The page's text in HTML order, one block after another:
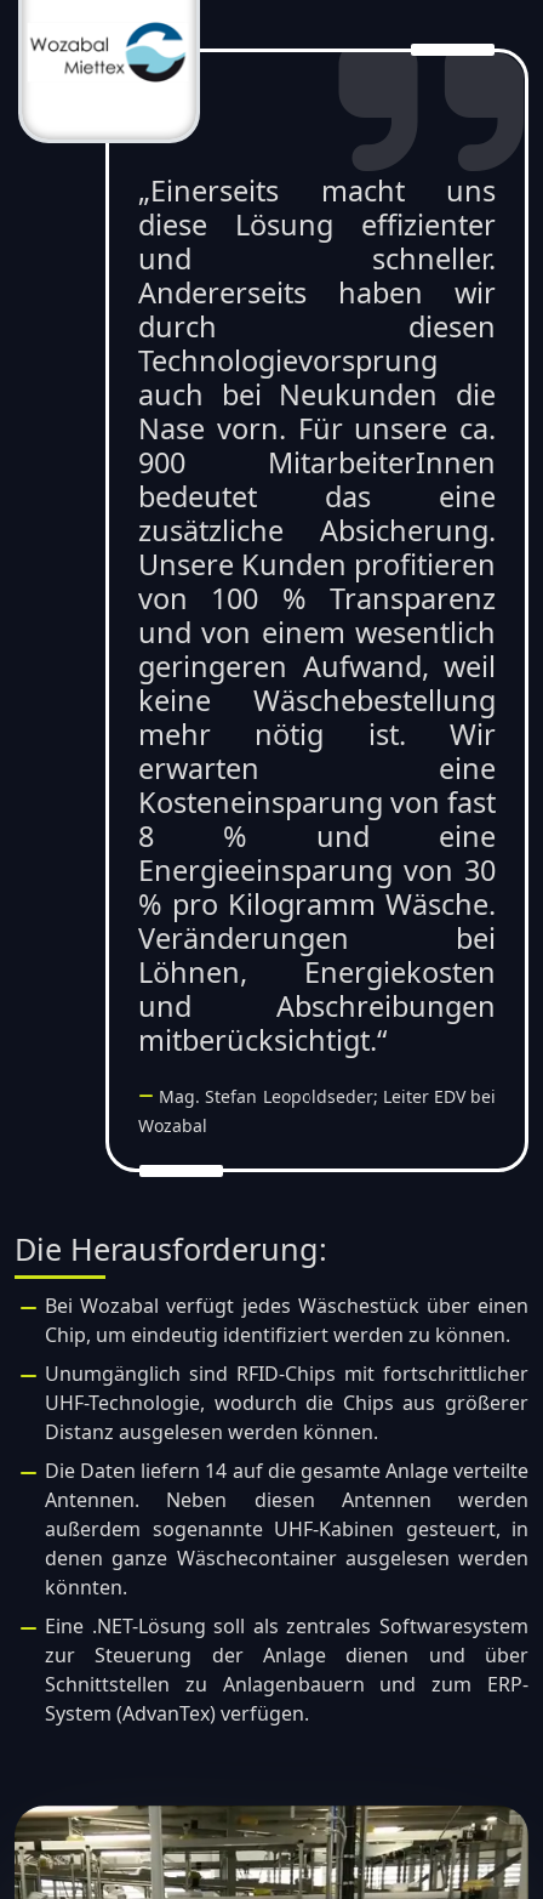
„Einerseits macht uns
diese Lösung effizienter
und schneller.
Andererseits haben wir
durch diesen
Technologievorsprung
auch bei Neukunden die
Nase vorn. Für unsere ca.
900 MitarbeiterInnen
bedeutet das eine
zusätzliche Absicherung.
Unsere Kunden profitieren
von 100 % Transparenz
und von einem wesentlich
geringeren Aufwand, weil
keine Wäschebestellung
mehr nötig ist. Wir
erwarten eine
Kosteneinsparung von fast
8 % und eine
Energieeinsparung von 30
% pro Kilogramm Wäsche.
Veränderungen bei
Löhnen, Energiekosten
und Abschreibungen
mitberücksichtigt.“
Mag. Stefan Leopoldseder; Leiter EDV bei
Wozabal
Die Herausforderung:
Bei Wozabal verfügt jedes Wäschestück über einen
Chip, um eindeutig identifiziert werden zu können.
Unumgänglich sind RFID-Chips mit fortschrittlicher
UHF-Technologie, wodurch die Chips aus größerer
Distanz ausgelesen werden können.
Die Daten liefern 14 auf die gesamte Anlage verteilte
Antennen. Neben diesen Antennen werden
außerdem sogenannte UHF-Kabinen gesteuert, in
denen ganze Wäschecontainer ausgelesen werden
könnten.
Eine .NET-Lösung soll als zentrales Softwaresystem
zur Steuerung der Anlage dienen und über
Schnittstellen zu Anlagenbauern und zum ERP-
System (AdvanTex) verfügen.